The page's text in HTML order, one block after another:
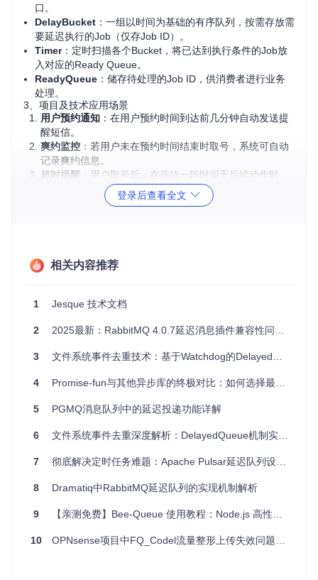
口。
DelayBucket ：一组以时间为基础的有序队列，按需存放需
要延迟执行的Job（仅存Job ID）。
Timer：定时扫描各个Bucket，将已达到执行条件的Job放
入对应的Ready Queue。
ReadyQueue ：储存待处理的Job ID，供消费者进行业务
处理。
3、项目及技术应用场景
用户预约通知 ：在用户预约时间到达前几分钟自动发送提
醒短信。
爽约监控 ：若用户未在预约时间结束时取号，系统可自动
记录爽约信息。
超时提醒 ：用户取号后，在等待一段时间无后续动作时，
触发短信提醒。
简洁架构：四个核心组件协同工作，实现复杂延时任务的
务的处理速度。
超时时间以及消息内容，易于理解和操作。
策略。
：与Redis紧密配合，适应各类分布式系统的集成
需求。
总结，delay-queue是一个理想的延迟消息处理工具，它的
定时任务实现。如果你正在寻找这样的解决方案，那么delay
信息并开始你的延时任务之旅吧！
登录后查看全文
相关内容推荐
1 Jesque 技术文档
2 2025最新：RabbitMQ 4.0.7延迟消息插件兼容性问题深度解析与解决方案
3 文件系统事件去重技术：基于Watchdog的DelayedQueue机制深度解析与实践指南
4 Promise-fun与其他异步库的终极对比：如何选择最适合的工具
5 PGMQ消息队列中的延迟投递功能详解
6 文件系统事件去重深度解析：DelayedQueue机制实战指南
7 彻底解决定时任务难题：Apache Pulsar延迟队列设计与实战指南
8 Dramatiq中RabbitMQ延迟队列的实现机制解析
9 【亲测免费】Bee-Queue 使用教程：Node.js 高性能任务队列实战指南
10 OPNsense项目中FQ_Codel流量整形上传失效问题分析与解决方案